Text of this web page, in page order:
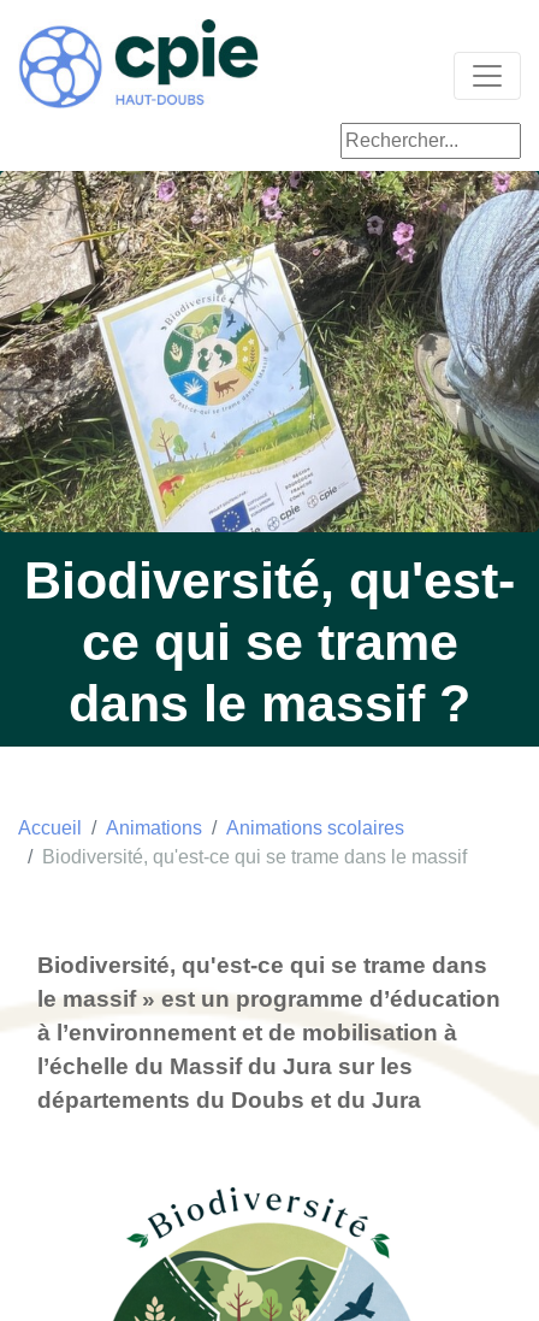
Biodiversité, qu'est-
ce qui se trame
dans le massif ?
Accueil Animations
Animations scolaires
Biodiversité, qu'est-ce qui se trame dans le massif
Biodiversité, qu'est-ce qui se trame dans
le massif » est un programme d’éducation
à l’environnement et de mobilisation à
l’échelle du Massif du Jura sur les
départements du Doubs et du Jura